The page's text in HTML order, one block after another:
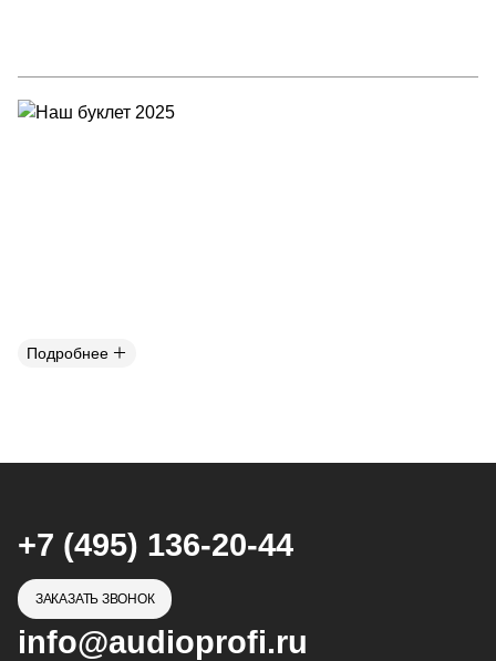
Подробнее
+7 (495) 136-20-44
ЗАКАЗАТЬ ЗВОНОК
info@audioprofi.ru